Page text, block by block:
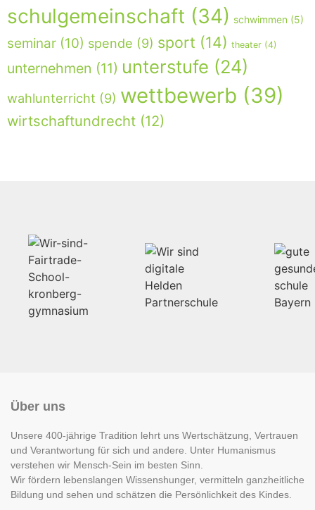
schulgemeinschaft (34) schwimmen (5)
seminar (10) spende (9) sport (14) theater (4)
unternehmen (11) unterstufe (24)
wahlunterricht (9) wettbewerb (39)
wirtschaftundrecht (12)
Über uns
Unsere 400-jährige Tradition lehrt uns Wertschätzung, Vertrauen
und Verantwortung für sich und andere. Unter Humanismus
verstehen wir Mensch-Sein im besten Sinn.
Wir fördern lebenslangen Wissenshunger, vermitteln ganzheitliche
Bildung und sehen und schätzen die Persönlichkeit des Kindes.